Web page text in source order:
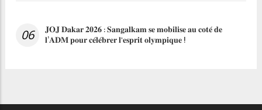
06 𝐉𝐎𝐉 𝐃𝐚𝐤𝐚𝐫 𝟐𝟎𝟐𝟔 : 𝐒𝐚𝐧𝐠𝐚𝐥𝐤𝐚𝐦 𝐬𝐞 𝐦𝐨𝐛𝐢𝐥𝐢𝐬𝐞 𝐚𝐮 𝐜𝐨𝐭𝐞́ 𝐝𝐞
𝐥’𝐀𝐃𝐌 𝐩𝐨𝐮𝐫 𝐜𝐞́𝐥𝐞́𝐛𝐫𝐞𝐫 𝐥'𝐞𝐬𝐩𝐫𝐢𝐭 𝐨𝐥𝐲𝐦𝐩𝐢𝐪𝐮𝐞 !